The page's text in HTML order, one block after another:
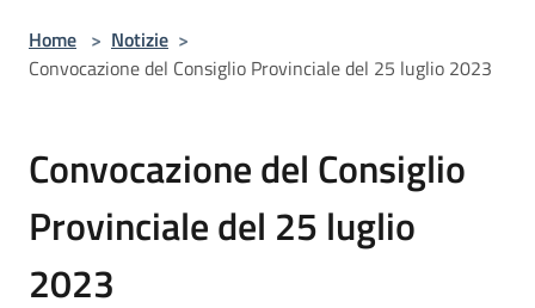
Home > Notizie >
Convocazione del Consiglio Provinciale del 25 luglio 2023
Convocazione del Consiglio
Provinciale del 25 luglio
2023